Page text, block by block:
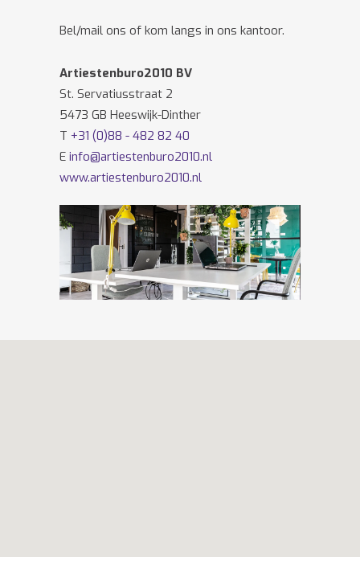
Bel/mail ons of kom langs in ons kantoor.
Artiestenburo2010 BV
St. Servatiusstraat 2
5473 GB Heeswijk-Dinther
T +31 (0)88 - 482 82 40
E info@artiestenburo2010.nl
www.artiestenburo2010.nl
Volg ons ook opFacebookenTwitter